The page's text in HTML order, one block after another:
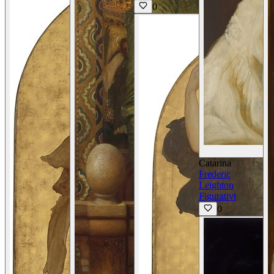
0
Catarina
Frederic
Leighton
Figurativt
0